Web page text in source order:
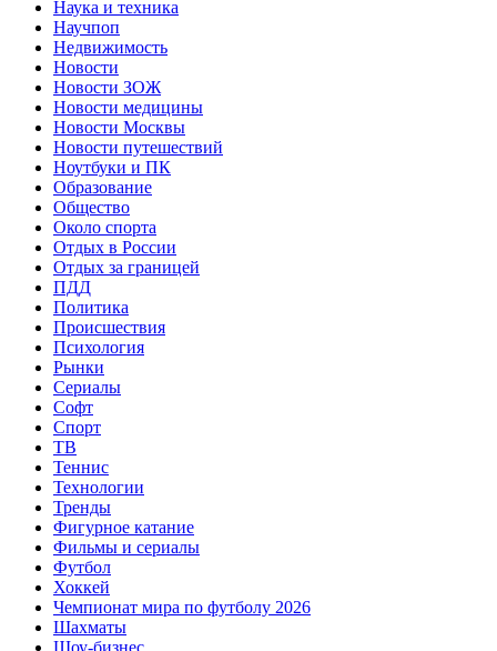
Наука и техника
Научпоп
Недвижимость
Новости
Новости ЗОЖ
Новости медицины
Новости Москвы
Новости путешествий
Ноутбуки и ПК
Образование
Общество
Около спорта
Отдых в России
Отдых за границей
ПДД
Политика
Происшествия
Психология
Рынки
Сериалы
Софт
Спорт
ТВ
Теннис
Технологии
Тренды
Фигурное катание
Фильмы и сериалы
Футбол
Хоккей
Чемпионат мира по футболу 2026
Шахматы
Шоу-бизнес